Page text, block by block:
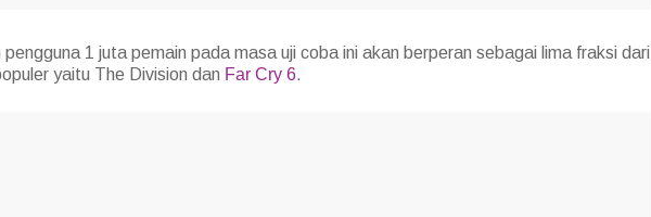
1 juta pemain pada masa uji coba ini akan berperan sebagai lima fraksi dari
yaitu The Division dan Far Cry 6.